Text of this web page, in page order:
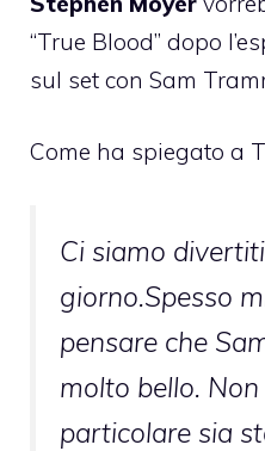
“True Blood” dopo
sul set con Sam
Come ha spiegato a
Ci siamo
giorno.Spesso
pensare che
molto bello.
particolare sia